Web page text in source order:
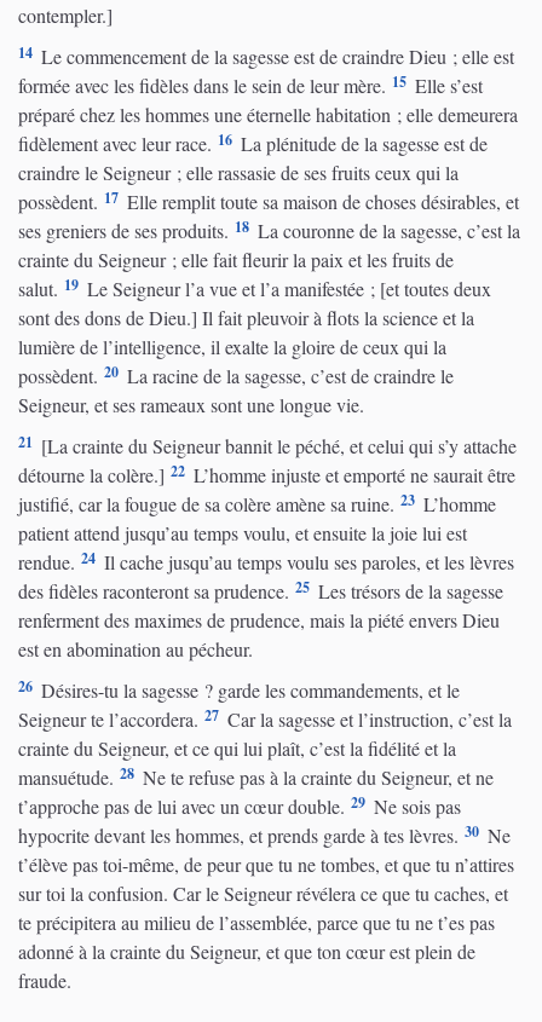
contempler.]
14 Le commencement de la sagesse est de craindre Dieu ; elle est
formée avec les fidèles dans le sein de leur mère. 15 Elle s’est
préparé chez les hommes une éternelle habitation ; elle demeurera
fidèlement avec leur race. 16 La plénitude de la sagesse est de
craindre le Seigneur ; elle rassasie de ses fruits ceux qui la
possèdent. 17 Elle remplit toute sa maison de choses désirables, et
ses greniers de ses produits. 18 La couronne de la sagesse, c’est la
crainte du Seigneur ; elle fait fleurir la paix et les fruits de
salut. 19 Le Seigneur l’a vue et l’a manifestée ; [et toutes deux
sont des dons de Dieu.] Il fait pleuvoir à flots la science et la
lumière de l’intelligence, il exalte la gloire de ceux qui la
possèdent. 20 La racine de la sagesse, c’est de craindre le
Seigneur, et ses rameaux sont une longue vie.
21 [La crainte du Seigneur bannit le péché, et celui qui s’y attache
détourne la colère.] 22 L’homme injuste et emporté ne saurait être
justifié, car la fougue de sa colère amène sa ruine. 23 L’homme
patient attend jusqu’au temps voulu, et ensuite la joie lui est
rendue. 24 Il cache jusqu’au temps voulu ses paroles, et les lèvres
des fidèles raconteront sa prudence. 25 Les trésors de la sagesse
renferment des maximes de prudence, mais la piété envers Dieu
est en abomination au pécheur.
26 Désires-tu la sagesse ? garde les commandements, et le
Seigneur te l’accordera. 27 Car la sagesse et l’instruction, c’est la
crainte du Seigneur, et ce qui lui plaît, c’est la fidélité et la
mansuétude. 28 Ne te refuse pas à la crainte du Seigneur, et ne
t’approche pas de lui avec un cœur double. 29 Ne sois pas
hypocrite devant les hommes, et prends garde à tes lèvres. 30 Ne
t’élève pas toi-même, de peur que tu ne tombes, et que tu n’attires
sur toi la confusion. Car le Seigneur révélera ce que tu caches, et
te précipitera au milieu de l’assemblée, parce que tu ne t’es pas
adonné à la crainte du Seigneur, et que ton cœur est plein de
fraude.